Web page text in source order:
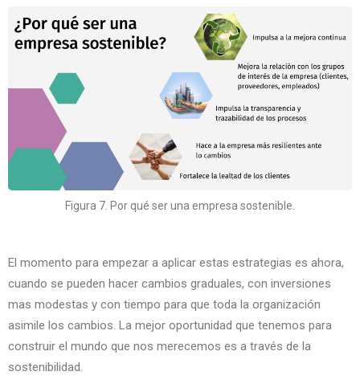
Figura 7. Por qué ser una empresa sostenible.
El momento para empezar a aplicar estas estrategias es ahora,
cuando se pueden hacer cambios graduales, con inversiones
mas modestas y con tiempo para que toda la organización
asimile los cambios. La mejor oportunidad que tenemos para
construir el mundo que nos merecemos es a través de la
sostenibilidad.